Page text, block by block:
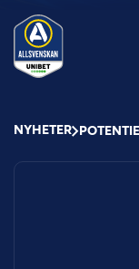
NYHETER